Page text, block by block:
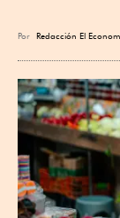
Por Redacción El